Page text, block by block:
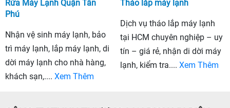
Rửa Máy Lạnh Quận Tân
Phú
Nhận vệ sinh máy lạnh, bảo
trì máy lạnh, lắp máy lạnh, di
dời máy lạnh cho nhà hàng,
khách sạn,.... Xem Thêm
Tháo lắp máy lạnh
Dịch vụ tháo lắp máy lạnh
tại HCM chuyên nghiệp – uy
tín – giá rẻ, nhận di dời máy
lạnh, kiểm tra.... Xem Thêm